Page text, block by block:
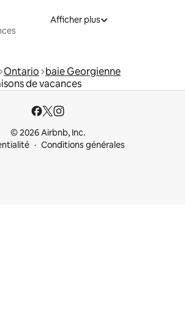
Afficher plus
Ontario baie Georgienne
de vacances
© 2026 Airbnb, Inc.
Conditions générales